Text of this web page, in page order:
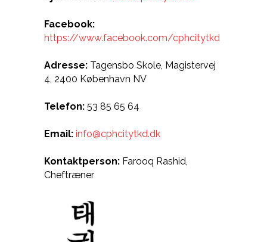
Facebook:
https://www.facebook.com/cphcitytkd
Adresse: Tagensbo Skole, Magistervej
4, 2400 København NV
Telefon: 53 85 65 64
Email: info@cphcitytkd.dk
Kontaktperson: Farooq Rashid,
Cheftræner